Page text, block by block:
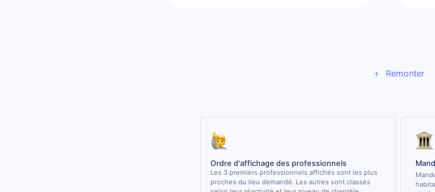
Remonter
Ordre d'affichage des professionnels
Les 3 premiers professionnels affichés sont les plus
proches du lieu demandé. Les autres sont classés